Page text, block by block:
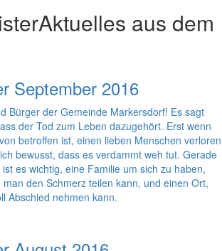
Aktuelles aus dem
September 2016
Bürger der Gemeinde Markersdorf! Es sagt
der Tod zum Leben dazugehört. Erst wenn
betroffen ist, einen lieben Menschen verloren
bewusst, dass es verdammt weh tut. Gerade
es wichtig, eine Familie um sich zu haben,
den Schmerz teilen kann, und einen Ort,
Abschied nehmen kann.